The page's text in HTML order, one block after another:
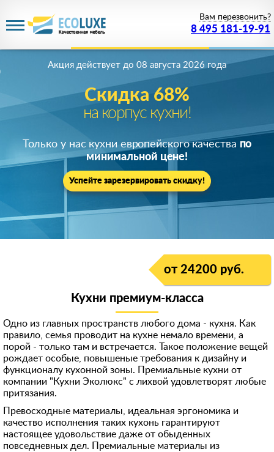
8 495 181-19-91
Вам перезвонить?
Скидка 68%
на корпус кухни!
Акция действует до 08 августа 2026 года
Только у нас кухни европейского качества по
минимальной цене!
Успейте зарезервировать скидку!
от 24200 руб.
Кухни премиум-класса
Одно из главных пространств любого дома - кухня. Как
правило, семья проводит на кухне немало времени, а
порой - только там и встречается. Такое положение вещей
рождает особые, повышеные требования к дизайну и
функционалу кухонной зоны. Премиальные кухни от
компании "Кухни Эколюкс" с лихвой удовлетворят любые
притязания.
Превосходные материалы, идеальная эргономика и
качество исполнения таких кухонь гарантируют
настоящее удовольствие даже от обыденных
повседневных дел. Премиальные материалы из